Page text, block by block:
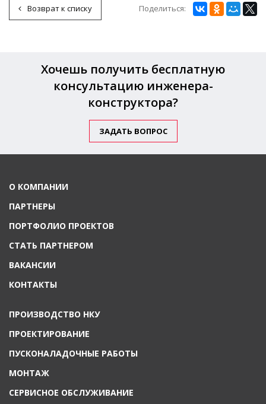
Возврат к списку Поделиться:
Хочешь получить бесплатную
консультацию инженера-
конструктора?
ЗАДАТЬ ВОПРОС
О КОМПАНИИ
ПАРТНЕРЫ
ПОРТФОЛИО ПРОЕКТОВ
СТАТЬ ПАРТНЕРОМ
ВАКАНСИИ
КОНТАКТЫ
ПРОИЗВОДСТВО НКУ
ПРОЕКТИРОВАНИЕ
ПУСКОНАЛАДОЧНЫЕ РАБОТЫ
МОНТАЖ
СЕРВИСНОЕ ОБСЛУЖИВАНИЕ